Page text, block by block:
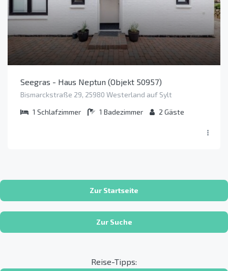
Seegras - Haus Neptun (Objekt 50957)
Bismarckstraße 29, 25980 Westerland auf Sylt
1 Schlafzimmer 1 Badezimmer 2 Gäste
Zur Startseite
Zur Suche
Reise-Tipps: